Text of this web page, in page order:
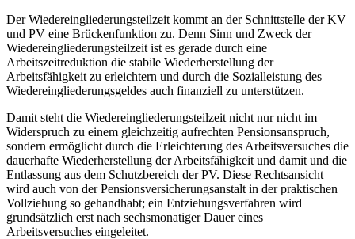
Der Wiedereingliederungsteilzeit kommt an der Schnittstelle der KV
und PV eine Brückenfunktion zu. Denn Sinn und Zweck der
Wiedereingliederungsteilzeit ist es gerade durch eine
Arbeitszeitreduktion die stabile Wiederherstellung der
Arbeitsfähigkeit zu erleichtern und durch die Sozialleistung des
Wiedereingliederungsgeldes auch finanziell zu unterstützen.
Damit steht die Wiedereingliederungsteilzeit nicht nur nicht im
Widerspruch zu einem gleichzeitig aufrechten Pensionsanspruch,
sondern ermöglicht durch die Erleichterung des Arbeitsversuches die
dauerhafte Wiederherstellung der Arbeitsfähigkeit und damit und die
Entlassung aus dem Schutzbereich der PV. Diese Rechtsansicht
wird auch von der Pensionsversicherungsanstalt in der praktischen
Vollziehung so gehandhabt; ein Entziehungsverfahren wird
grundsätzlich erst nach sechsmonatiger Dauer eines
Arbeitsversuches eingeleitet.